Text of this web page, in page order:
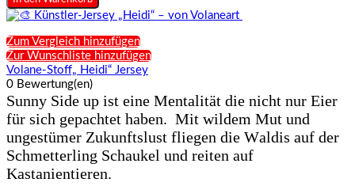
Zum Vergleich hinzufügen
Zur Wunschliste hinzufügen
Volane-Stoff„ Heidi“ Jersey
0 Bewertung(en)
Sunny Side up ist eine Mentalität die nicht nur Eier
für sich gepachtet haben. Mit wildem Mut und
ungestümer Zukunftslust fliegen die Waldis auf der
Schmetterling Schaukel und reiten auf
Kastanientieren.